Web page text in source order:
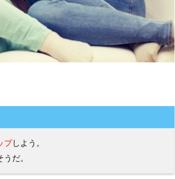
プしよう。
だ。